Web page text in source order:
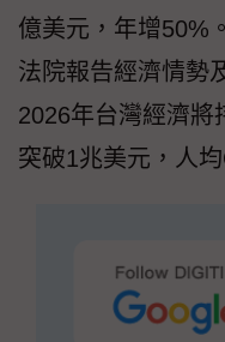
億美元，年增50%
法院報告經濟情勢
2026年台灣經濟將
突破1兆美元，人